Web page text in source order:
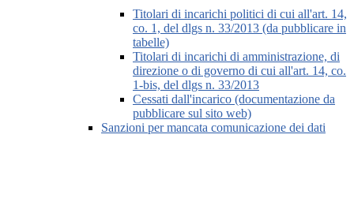
Titolari di incarichi politici di cui all'art. 14,
co. 1, del dlgs n. 33/2013 (da pubblicare in
tabelle)
Titolari di incarichi di amministrazione, di
direzione o di governo di cui all'art. 14, co.
1-bis, del dlgs n. 33/2013
Cessati dall'incarico (documentazione da
pubblicare sul sito web)
Sanzioni per mancata comunicazione dei dati